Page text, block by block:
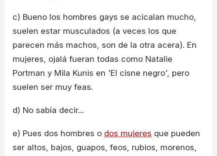
c) Bueno los hombres gays se acicalan mucho,
suelen estar musculados (a veces los que
parecen más machos, son de la otra acera). En
mujeres, ojalá fueran todas como Natalie
Portman y Mila Kunis en 'El cisne negro', pero
suelen ser muy feas.
d) No sabía decir...
e) Pues dos hombres o dos mujeres que pueden
ser altos, bajos, guapos, feos, rubios, morenos,